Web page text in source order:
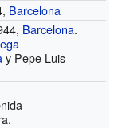
Barcelona
Barcelona.
y Pepe Luis